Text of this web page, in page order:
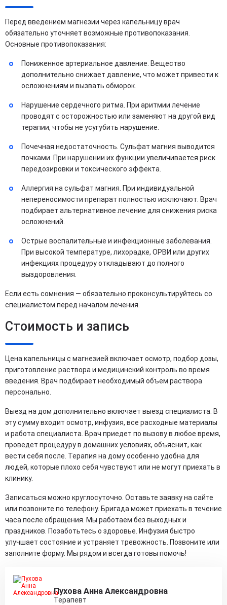
Перед введением магнезии через капельницу врач
обязательно уточняет возможные противопоказания.
Основные противопоказания:
Пониженное артериальное давление. Вещество
дополнительно снижает давление, что может привести к
осложнениям и вызвать обморок.
Нарушение сердечного ритма. При аритмии лечение
проводят с осторожностью или заменяют на другой вид
терапии, чтобы не усугубить нарушение.
Почечная недостаточность. Сульфат магния выводится
почками. При нарушении их функции увеличивается риск
передозировки и токсического эффекта.
Аллергия на сульфат магния. При индивидуальной
непереносимости препарат полностью исключают. Врач
подбирает альтернативное лечение для снижения риска
осложнений.
Острые воспалительные и инфекционные заболевания.
При высокой температуре, лихорадке, ОРВИ или других
инфекциях процедуру откладывают до полного
выздоровления.
Если есть сомнения — обязательно проконсультируйтесь со
специалистом перед началом лечения.
Стоимость и запись
Цена капельницы с магнезией включает осмотр, подбор дозы,
приготовление раствора и медицинский контроль во время
введения. Врач подбирает необходимый объем раствора
персонально.
Выезд на дом дополнительно включает выезд специалиста. В
эту сумму входит осмотр, инфузия, все расходные материалы
и работа специалиста. Врач приедет по вызову в любое время,
проведет процедуру в домашних условиях, объяснит, как
вести себя после. Терапия на дому особенно удобна для
людей, которые плохо себя чувствуют или не могут приехать в
клинику.
Записаться можно круглосуточно. Оставьте заявку на сайте
или позвоните по телефону. Бригада может приехать в течение
часа после обращения. Мы работаем без выходных и
праздников. Позаботьтесь о здоровье. Инфузия быстро
улучшает состояние и устраняет тревожность. Позвоните или
заполните форму. Мы рядом и всегда готовы помочь!
Пухова Анна Александровна
Терапевт